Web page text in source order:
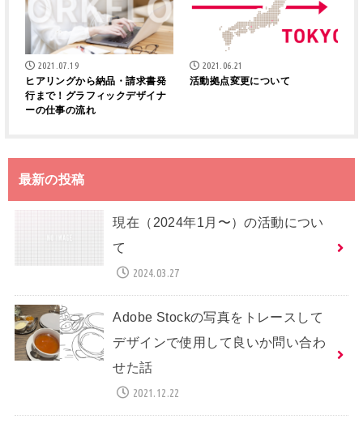
2021.07.19
ヒアリングから納品・請求書発
行まで！グラフィックデザイナ
ーの仕事の流れ
2021.06.21
活動拠点変更について
最新の投稿
現在（2024年1月〜）の活動につい
て
2024.03.27
Adobe Stockの写真をトレースして
デザインで使用して良いか問い合わ
せた話
2021.12.22